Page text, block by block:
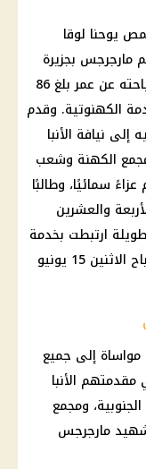
يوحنا لوقا
بجزيرة
بدران التابعة لقطاع شبرا الجنوبية، بعد نياحته عن عمر بلغ 86
45 عامًا في الخدمة الكهنوتية. وقدم
نيافة الأنبا
الكهنة وشعب
سمائيًا، وطالبًا
والعشرين
ارتبطت بخدمة
أبناء جزيرة بدران، فيما حددت الكنيسة صباح الاثنين 15 يونيو
مواساة إلى جميع
الأنبا
ومجمع
مارجرجس